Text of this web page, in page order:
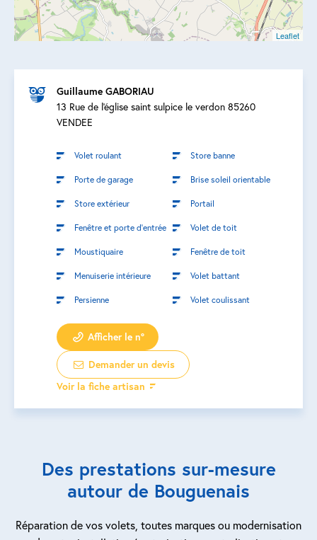
Leaflet
Guillaume GABORIAU
13 Rue de l'église saint sulpice le verdon 85260
VENDEE
Volet roulant Store banne
Porte de garage Brise soleil orientable
Store extérieur Portail
Fenêtre et porte d’entrée Volet de toit
Moustiquaire Fenêtre de toit
Menuiserie intérieure Volet battant
Persienne Volet coulissant
Afficher le n°
Demander un devis
Voir la fiche artisan
Des prestations sur-mesure
autour de Bouguenais
Réparation de vos volets, toutes marques ou modernisation